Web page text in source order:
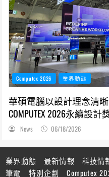
Computex 2026 業界動態
華碩電腦以設計理念清
COMPUTEX 2026永續設
News 06/18/2026
業界動態 最新情報 科技情
筆電
特別企劃 Computex